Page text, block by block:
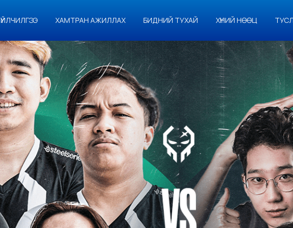
ҮЙЛЧИЛГЭЭ ХАМТРАН АЖИЛЛАХ БИДНИЙ ТУХАЙ ХҮНИЙ НӨӨЦ